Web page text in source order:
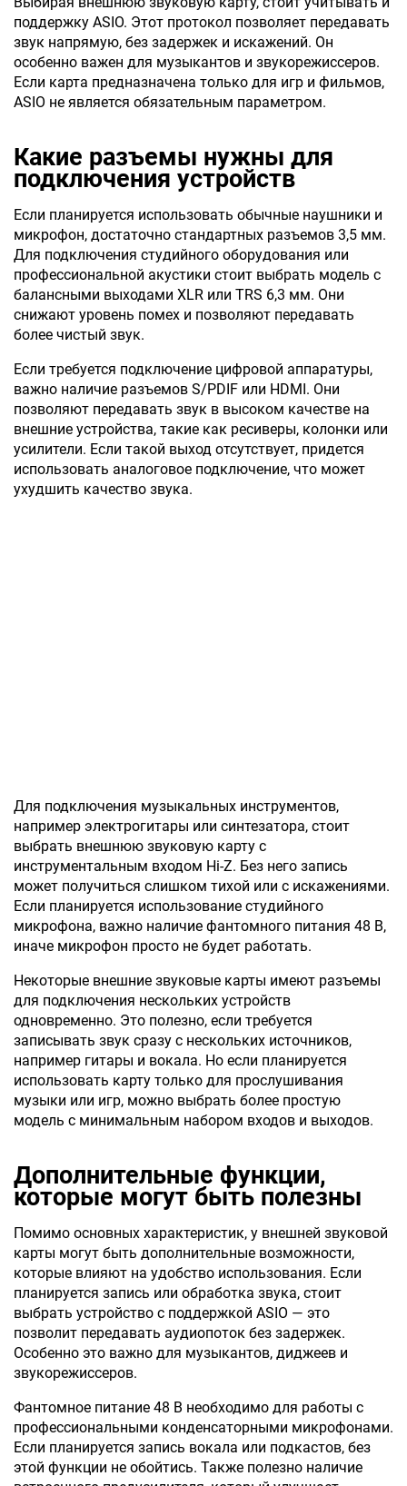
поддержку ASIO. Этот протокол позволяет передавать
звук напрямую, без задержек и искажений. Он
особенно важен для музыкантов и звукорежиссеров.
Если карта предназначена только для игр и фильмов,
ASIO не является обязательным параметром.
Какие разъемы нужны для
подключения устройств
Если планируется использовать обычные наушники и
микрофон, достаточно стандартных разъемов 3,5 мм.
Для подключения студийного оборудования или
профессиональной акустики стоит выбрать модель с
балансными выходами XLR или TRS 6,3 мм. Они
снижают уровень помех и позволяют передавать
более чистый звук.
Если требуется подключение цифровой аппаратуры,
важно наличие разъемов S/PDIF или HDMI. Они
позволяют передавать звук в высоком качестве на
внешние устройства, такие как ресиверы, колонки или
усилители. Если такой выход отсутствует, придется
использовать аналоговое подключение, что может
ухудшить качество звука.
Для подключения музыкальных инструментов,
например электрогитары или синтезатора, стоит
выбрать внешнюю звуковую карту с
инструментальным входом Hi-Z. Без него запись
может получиться слишком тихой или с искажениями.
Если планируется использование студийного
микрофона, важно наличие фантомного питания 48 В,
иначе микрофон просто не будет работать.
Некоторые внешние звуковые карты имеют разъемы
для подключения нескольких устройств
одновременно. Это полезно, если требуется
записывать звук сразу с нескольких источников,
например гитары и вокала. Но если планируется
использовать карту только для прослушивания
музыки или игр, можно выбрать более простую
модель с минимальным набором входов и выходов.
Дополнительные функции,
которые могут быть полезны
Помимо основных характеристик, у внешней звуковой
карты могут быть дополнительные возможности,
которые влияют на удобство использования. Если
планируется запись или обработка звука, стоит
выбрать устройство с поддержкой ASIO — это
позволит передавать аудиопоток без задержек.
Особенно это важно для музыкантов, диджеев и
звукорежиссеров.
Фантомное питание 48 В необходимо для работы с
профессиональными конденсаторными микрофонами.
Если планируется запись вокала или подкастов, без
этой функции не обойтись. Также полезно наличие